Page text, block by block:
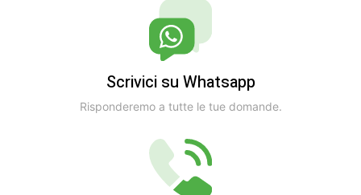
Scrivici su Whatsapp
Risponderemo a tutte le tue domande.